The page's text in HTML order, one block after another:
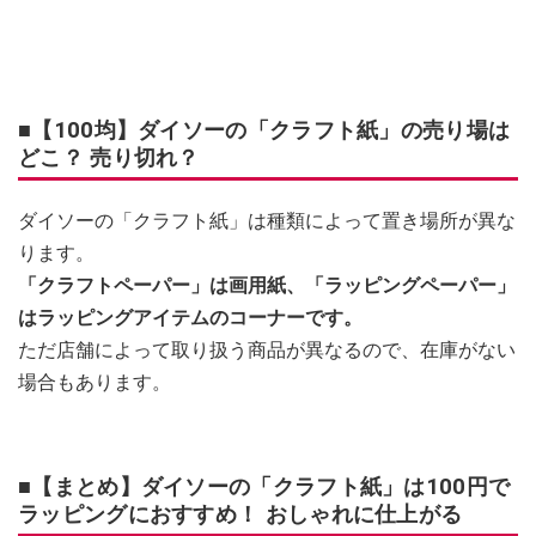
■【100均】ダイソーの「クラフト紙」の売り場は
どこ？ 売り切れ？
ダイソーの「クラフト紙」は種類によって置き場所が異な
ります。
「クラフトペーパー」は画用紙、「ラッピングペーパー」
はラッピングアイテムのコーナーです。
ただ店舗によって取り扱う商品が異なるので、在庫がない
場合もあります。
■【まとめ】ダイソーの「クラフト紙」は100円で
ラッピングにおすすめ！ おしゃれに仕上がる